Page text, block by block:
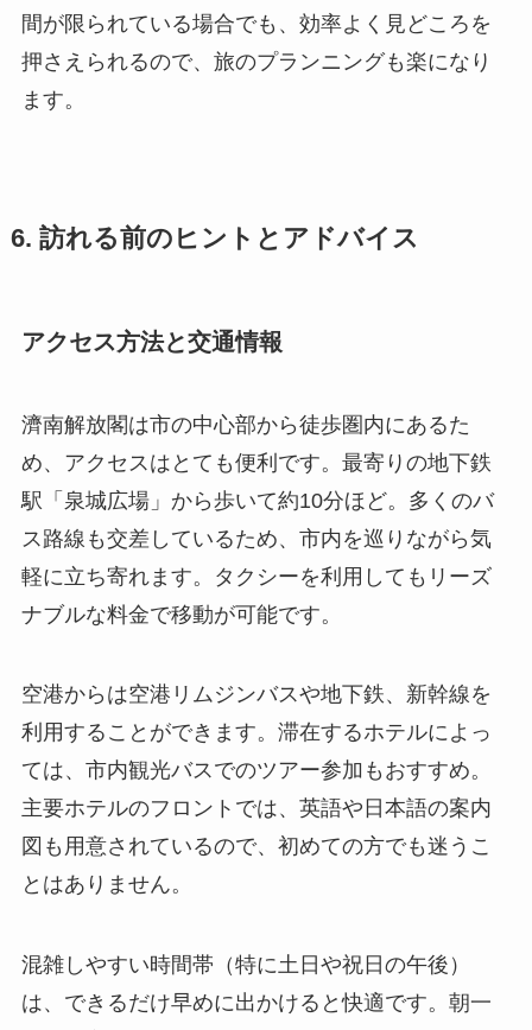
間が限られている場合でも、効率よく見どころを
押さえられるので、旅のプランニングも楽になり
ます。
6. 訪れる前のヒントとアドバイス
アクセス方法と交通情報
濟南解放閣は市の中心部から徒歩圏内にあるた
め、アクセスはとても便利です。最寄りの地下鉄
駅「泉城広場」から歩いて約10分ほど。多くのバ
ス路線も交差しているため、市内を巡りながら気
軽に立ち寄れます。タクシーを利用してもリーズ
ナブルな料金で移動が可能です。
空港からは空港リムジンバスや地下鉄、新幹線を
利用することができます。滞在するホテルによっ
ては、市内観光バスでのツアー参加もおすすめ。
主要ホテルのフロントでは、英語や日本語の案内
図も用意されているので、初めての方でも迷うこ
とはありません。
混雑しやすい時間帯（特に土日や祝日の午後）
は、できるだけ早めに出かけると快適です。朝一